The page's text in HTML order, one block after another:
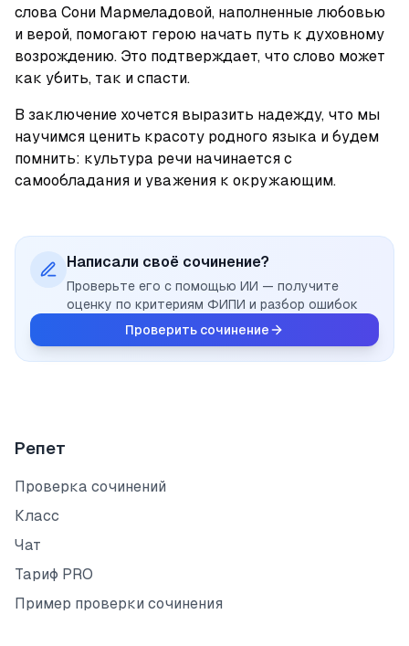
слова Сони Мармеладовой, наполненные любовью
и верой, помогают герою начать путь к духовному
возрождению. Это подтверждает, что слово может
как убить, так и спасти.
В заключение хочется выразить надежду, что мы
научимся ценить красоту родного языка и будем
помнить: культура речи начинается с
самообладания и уважения к окружающим.
Написали своё сочинение?
Проверьте его с помощью ИИ — получите
оценку по критериям ФИПИ и разбор ошибок
Проверить сочинение
Репет
Проверка сочинений
Класс
Чат
Тариф PRO
Пример проверки сочинения